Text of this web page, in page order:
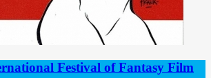
Festival of Fantasy Film